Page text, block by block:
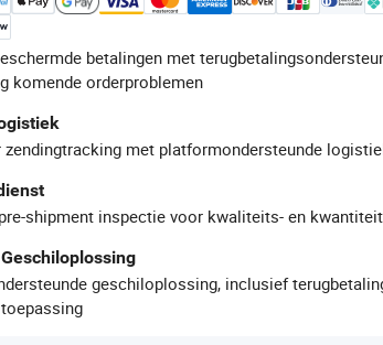
betalingen met
komende orderproblemen
zendingtracking met platformondersteunde
shipment inspectie voor kwaliteits- en
geschiloplossing, inclusief